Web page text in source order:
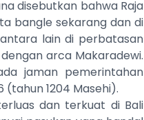
disebutkan bahwa Raja
bangle sekarang dan di
antara lain di perbatasan
arca Makaradewi.
jaman pemerintahan
(tahun 1204 Masehi).
dan terkuat di Bali